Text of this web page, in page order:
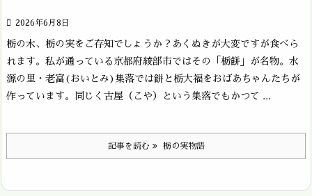
 2026年6月8日
栃の木、栃の実をご存知でしょうか？あくぬきが大変ですが食べら
れます。私が通っている京都府綾部市ではその「栃餅」が名物。水
源の里・老富(おいとみ)集落では餅と栃大福をおばあちゃんたちが
作っています。同じく古屋（こや）という集落でもかつて ...
記事を読む 栃の実物語